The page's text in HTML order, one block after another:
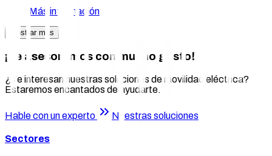
Más información
Mostrar más
¡Te asesoramos con mucho gusto!
¿Te interesan nuestras soluciones de movilidad eléctrica?
Estaremos encantados de ayudarte.
Hable con un experto Nuestras soluciones
Sectores